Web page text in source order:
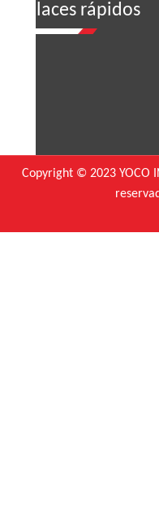
enlaces rápidos
Copyright © 2023 YOCO